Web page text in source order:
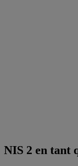
NIS 2 en tant